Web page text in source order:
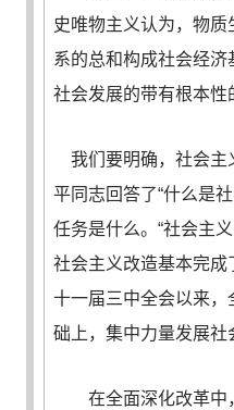
史唯物主义认为，物
系的总和构成社会经
社会发展的带有根本
我们要明确，社会主
平同志回答了“什么是
任务是什么。“社会主
社会主义改造基本完成
十一届三中全会以来
础上，集中力量发展社
在全面深化改革中，